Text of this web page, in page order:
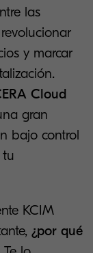
las
y marcar
Cloud
gran
bajo control
KCIM
¿por qué